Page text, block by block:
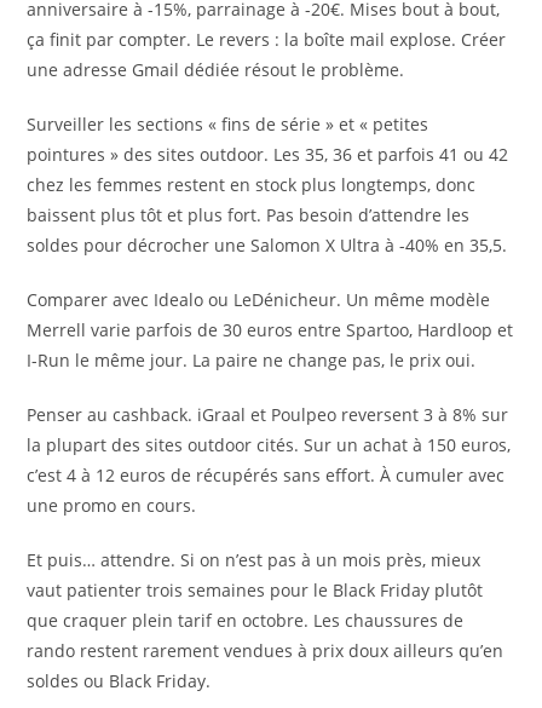
anniversaire à -15%, parrainage à -20€. Mises bout à bout,
ça finit par compter. Le revers : la boîte mail explose. Créer
une adresse Gmail dédiée résout le problème.
Surveiller les sections « fins de série » et « petites
pointures » des sites outdoor. Les 35, 36 et parfois 41 ou 42
chez les femmes restent en stock plus longtemps, donc
baissent plus tôt et plus fort. Pas besoin d’attendre les
soldes pour décrocher une Salomon X Ultra à -40% en 35,5.
Comparer avec Idealo ou LeDénicheur. Un même modèle
Merrell varie parfois de 30 euros entre Spartoo, Hardloop et
I-Run le même jour. La paire ne change pas, le prix oui.
Penser au cashback. iGraal et Poulpeo reversent 3 à 8% sur
la plupart des sites outdoor cités. Sur un achat à 150 euros,
c’est 4 à 12 euros de récupérés sans effort. À cumuler avec
une promo en cours.
Et puis… attendre. Si on n’est pas à un mois près, mieux
vaut patienter trois semaines pour le Black Friday plutôt
que craquer plein tarif en octobre. Les chaussures de
rando restent rarement vendues à prix doux ailleurs qu’en
soldes ou Black Friday.